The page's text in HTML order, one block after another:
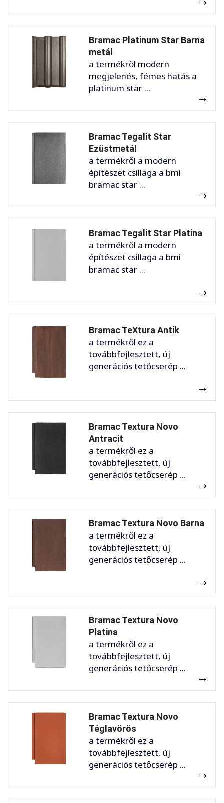
Bramac Platinum Star Barna
metál
a termékről modern
megjelenés, fémes hatás a
platinum star ...
Bramac Tegalit Star
Ezüstmetál
a termékről a modern
építészet csillaga a bmi
bramac star ...
Bramac Tegalit Star Platina
a termékről a modern
építészet csillaga a bmi
bramac star ...
Bramac TeXtura Antik
a termékről ez a
továbbfejlesztett, új
generációs tetőcserép ...
Bramac Textura Novo
Antracit
a termékről ez a
továbbfejlesztett, új
generációs tetőcserép ...
Bramac Textura Novo Barna
a termékről ez a
továbbfejlesztett, új
generációs tetőcserép ...
Bramac Textura Novo
Platina
a termékről ez a
továbbfejlesztett, új
generációs tetőcserép ...
Bramac Textura Novo
Téglavörös
a termékről ez a
továbbfejlesztett, új
generációs tetőcserép ...